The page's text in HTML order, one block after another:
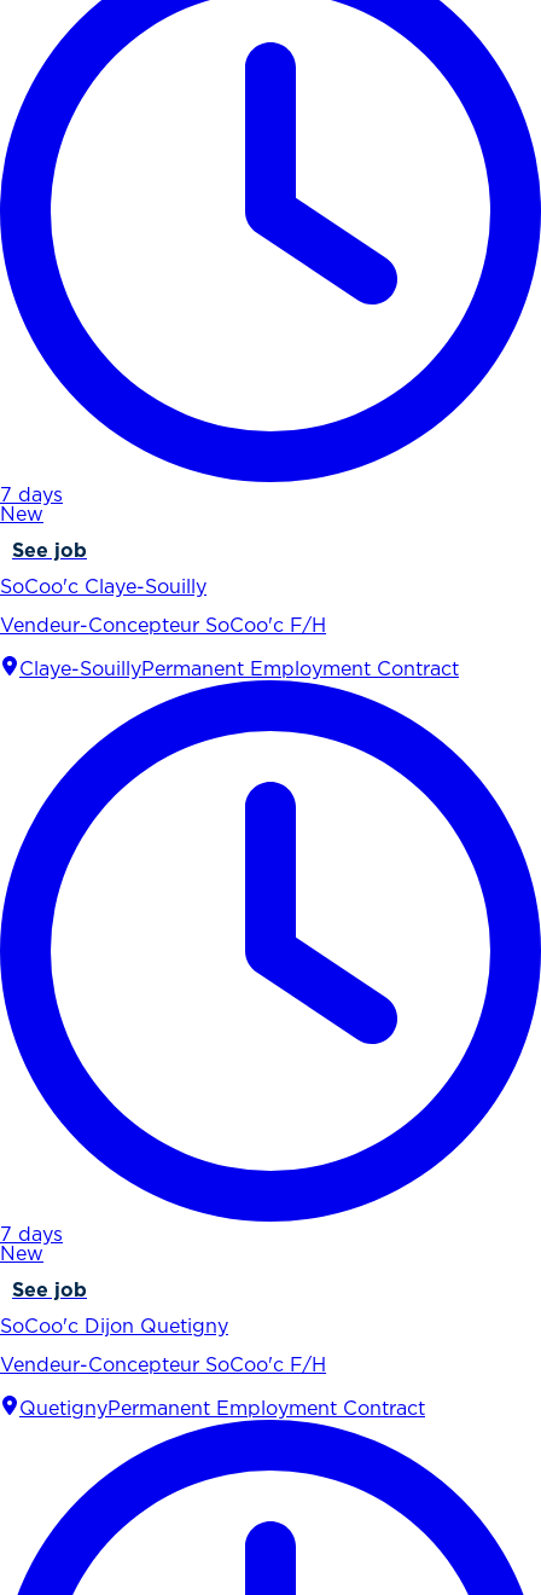
7 days
New
See job
SoCoo'c Claye-Souilly
Vendeur-Concepteur SoCoo'c F/H
Claye-SouillyPermanent Employment Contract
7 days
New
See job
SoCoo'c Dijon Quetigny
Vendeur-Concepteur SoCoo'c F/H
QuetignyPermanent Employment Contract